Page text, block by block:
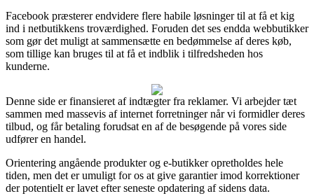
Facebook præsterer endvidere flere habile løsninger til at få et kig
ind i netbutikkens troværdighed. Foruden det ses endda webbutikker
som gør det muligt at sammensætte en bedømmelse af deres køb,
som tillige kan bruges til at få et indblik i tilfredsheden hos
kunderne.
Denne side er finansieret af indtægter fra reklamer. Vi arbejder tæt
sammen med massevis af internet forretninger når vi formidler deres
tilbud, og får betaling forudsat en af de besøgende på vores side
udfører en handel.
Orientering angående produkter og e-butikker opretholdes hele
tiden, men det er umuligt for os at give garantier imod korrektioner
der potentielt er lavet efter seneste opdatering af sidens data.